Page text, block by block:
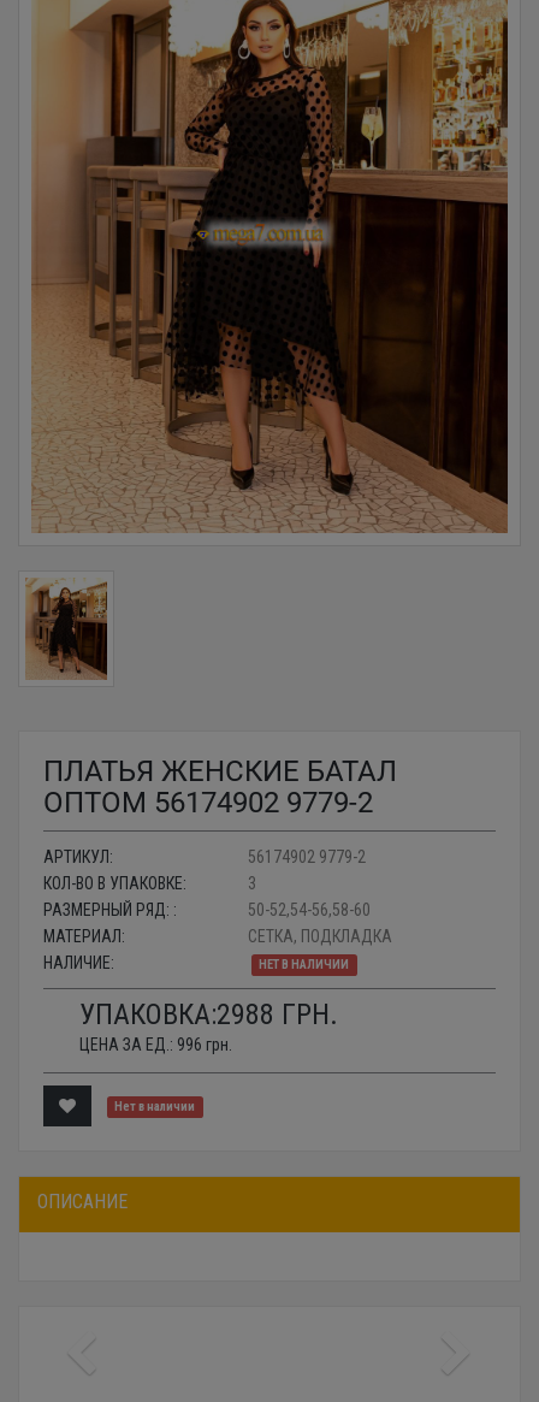
ПЛАТЬЯ ЖЕНСКИЕ БАТАЛ
ОПТОМ 56174902 9779-2
АРТИКУЛ:
56174902 9779-2
КОЛ-ВО В УПАКОВКЕ:
3
РАЗМЕРНЫЙ РЯД: :
50-52,54-56,58-60
МАТЕРИАЛ:
СЕТКА, ПОДКЛАДКА
НАЛИЧИЕ:
НЕТ В НАЛИЧИИ
УПАКОВКА:2988 ГРН.
ЦЕНА ЗА ЕД.: 996 грн.
Нет в наличии
ОПИСАНИЕ